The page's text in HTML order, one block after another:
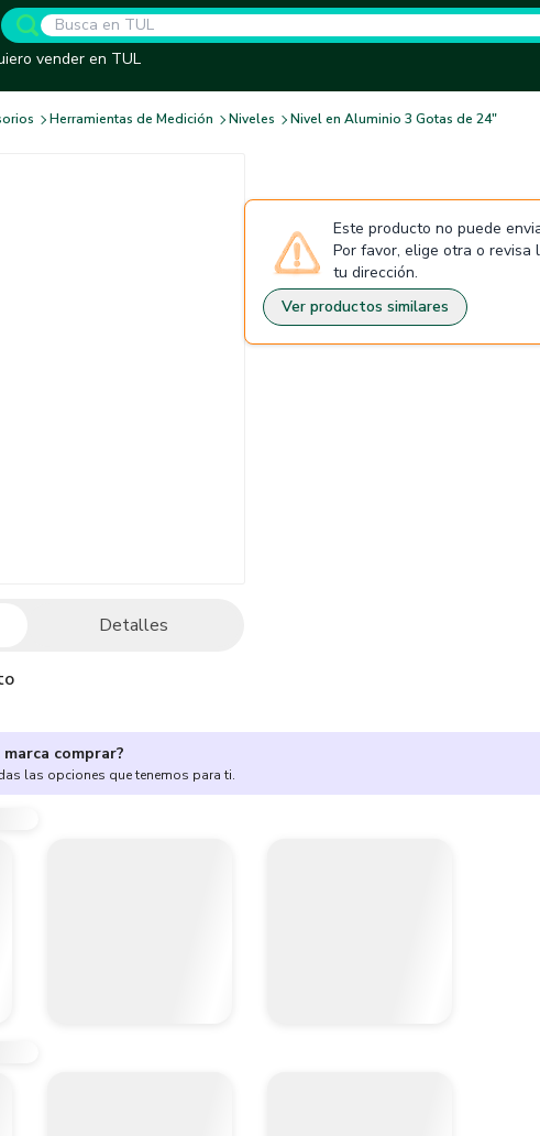
vender en TUL
Herramientas de Medición Niveles Nivel en Aluminio 3 Gotas de 24"
Detalles
Este producto no puede
Por favor, elige otra o revisa
tu dirección.
Ver productos similares
marca comprar?
las opciones que tenemos para ti.